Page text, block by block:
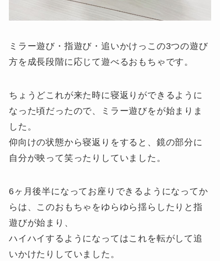
ミラー遊び・指遊び・追いかけっこの3つの遊び
方を成長段階に応じて遊べるおもちゃです。
ちょうどこれが来た時に寝返りができるように
なった頃だったので、ミラー遊びをが始まりま
した。
仰向けの状態から寝返りをすると、鏡の部分に
自分が映って笑ったりしていました。
6ヶ月後半になってお座りできるようになってか
らは、このおもちゃをゆらゆら揺らしたりと指
遊びが始まり、
ハイハイするようになってはこれを転がして追
いかけたりしていました。